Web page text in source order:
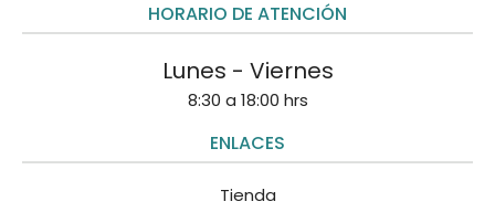
HORARIO DE ATENCIÓN
Lunes - Viernes
8:30 a 18:00 hrs
ENLACES
Tienda